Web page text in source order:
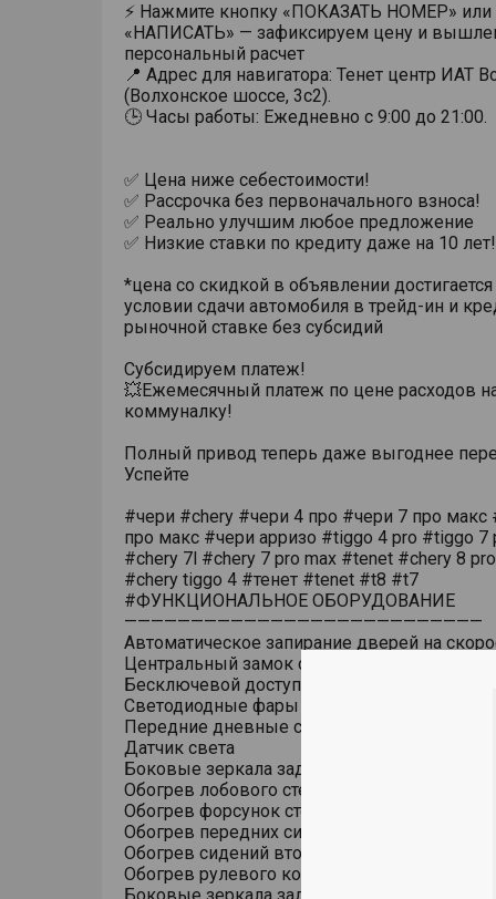
⚡ Нажмите кнопку «ПОКАЗАТЬ НОМЕР» или
«НАПИСАТЬ» — зафиксируем цену и
персональный расчет
📍 Адрес для навигатора: Тенет центр ИАТ
(Волхонское шоссе, 3с2).
🕒 Часы работы: Ежедневно с 9:00 до 21:00.
✅ Цена ниже себестоимости!
✅ Рассрочка без первоначального взноса!
✅ Реально улучшим любое предложение
✅ Низкие ставки по кредиту даже на 10 лет!
*цена со скидкой в объявлении
условии сдачи автомобиля в трейд-ин и
рыночной ставке без субсидий
Субсидируем платеж!
💥Ежемесячный платеж по цене расходов
коммуналку!
Полный привод теперь даже выгоднее
Успейте
#чери #chery #чери 4 про #чери 7 про макс
про макс #чери арризо #tiggo 4 pro #tiggo 7
#chery 7l #chery 7 pro max #tenet #chery 8
#chery tiggo 4 #тенет #tenet #t8 #t7
#ФУНКЦИОНАЛЬНОЕ ОБОРУДОВАНИЕ
———————————————————————————
Автоматическое запирание дверей на
Центральный замок с дистанционным
Бесключевой доступ (ключ в кармане)
Светодиодные фары основного света
Передние дневные светодиодные ходовые
Датчик света
Боковые зеркала заднего вида с обогревом
Обогрев лобового стекла
Обогрев форсунок стеклоомывателя
Обогрев передних сидений
Обогрев сидений второго ряда
Обогрев рулевого колеса